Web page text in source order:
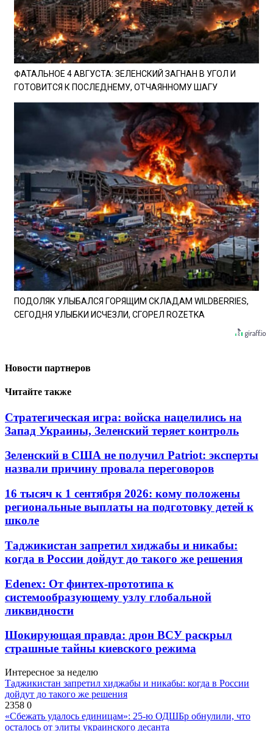
ФАТАЛЬНОЕ 4 АВГУСТА: ЗЕЛЕНСКИЙ ЗАГНАН В УГОЛ И
ГОТОВИТСЯ К ПОСЛЕДНЕМУ, ОТЧАЯННОМУ ШАГУ
ПОДОЛЯК УЛЫБАЛСЯ ГОРЯЩИМ СКЛАДАМ WILDBERRIES,
СЕГОДНЯ УЛЫБКИ ИСЧЕЗЛИ, СГОРЕЛ ROZETKA
Новости партнеров
Читайте также
Стратегическая игра: войска нацелились на
Запад Украины, Зеленский теряет контроль
Зеленский в США не получил Patriot: эксперты
назвали причину провала переговоров
16 тысяч к 1 сентября 2026: кому положены
региональные выплаты на подготовку детей к
школе
Таджикистан запретил хиджабы и никабы:
когда в России дойдут до такого же решения
Edenex: От финтех-прототипа к
системообразующему узлу глобальной
ликвидности
Шокирующая правда: дрон ВСУ раскрыл
страшные тайны киевского режима
Интересное за неделю
Таджикистан запретил хиджабы и никабы: когда в России
дойдут до такого же решения
2358 0
«Сбежать удалось единицам»: 25-ю ОДШБр обнулили, что
осталось от элиты украинского десанта